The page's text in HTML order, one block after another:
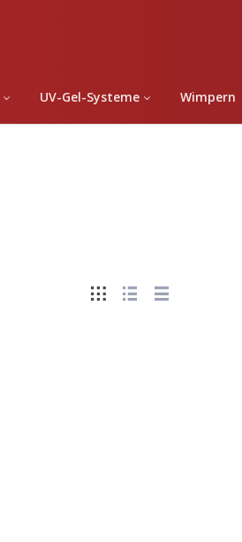
UV-Gel-Systeme Wimpern